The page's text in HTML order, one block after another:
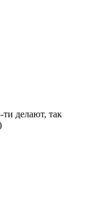
делают, так